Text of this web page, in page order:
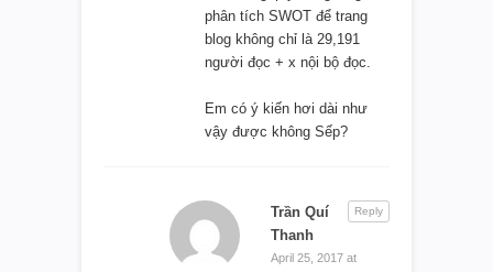
phân tích SWOT để trang
blog không chỉ là 29,191
người đọc + x nội bộ đọc.
Em có ý kiến hơi dài như
vậy được không Sếp?
Trần Quí
Thanh
April 25, 2017 at
Reply